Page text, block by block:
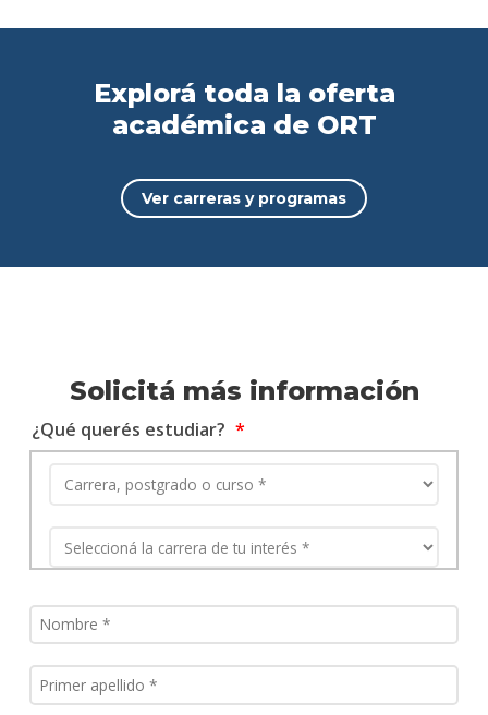
Explorá toda la oferta
académica de ORT
Ver carreras y programas
Solicitá más información
¿Qué querés estudiar?